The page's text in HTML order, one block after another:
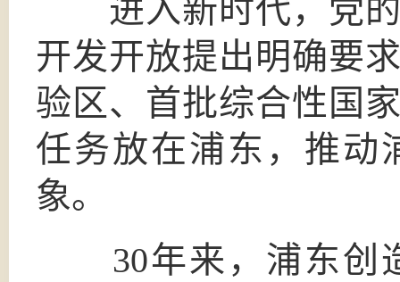
进入新时代，党的
开发开放提出明确要
验区、首批综合性国
任务放在浦东，推动
象。
30年来，浦东创